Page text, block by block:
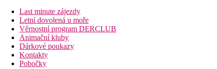
Fotogalerie
Last minute zájezdy
Letní dovolená u moře
Věrnostní program DERCLUB
Animační kluby
Dárkové poukazy
Kontakty
Pobočky